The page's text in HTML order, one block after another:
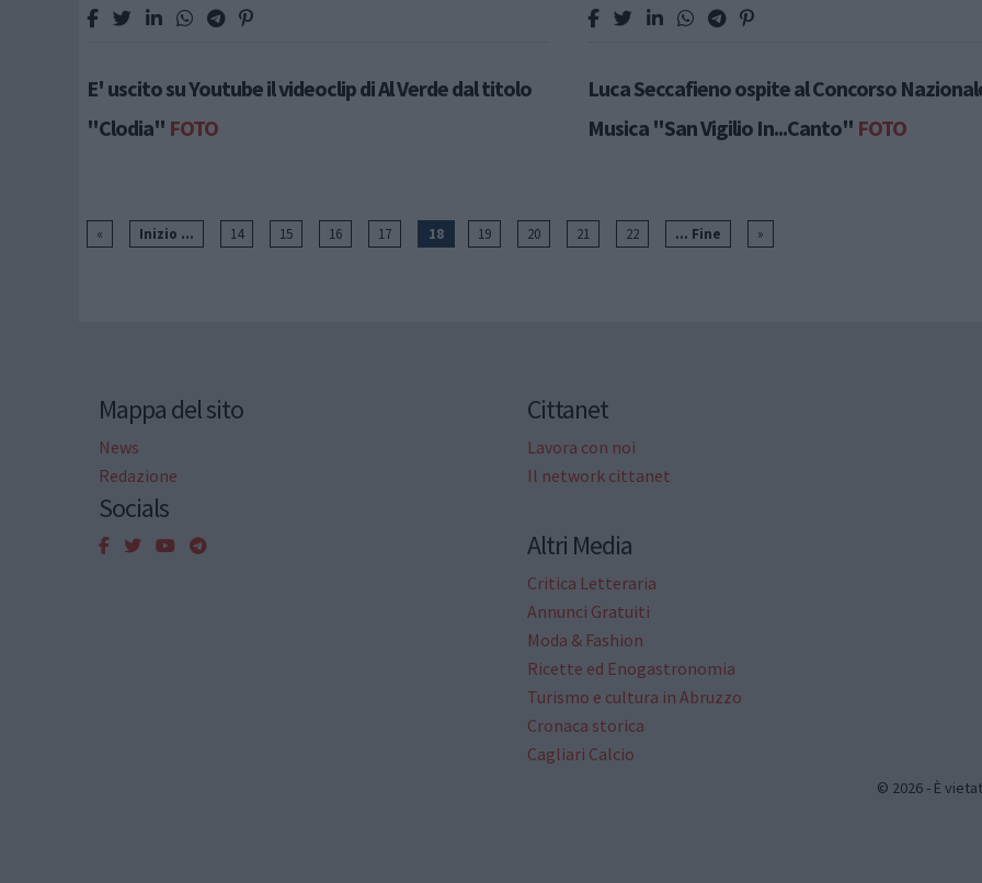
E' uscito su Youtube il videoclip di Al Verde dal titolo
"Clodia" FOTO
Luca Seccafieno ospite al Concorso
Musica "San Vigilio In...Canto" FOTO
« Inizio ... 14 15 16 17 18 19 20 21 22 ... Fine »
Mappa del sito
News
Redazione
Socials
Cittanet
Lavora con noi
Il network cittanet
Altri Media
Critica Letteraria
Annunci Gratuiti
Moda & Fashion
Ricette ed Enogastronomia
Turismo e cultura in Abruzzo
Cronaca storica
Cagliari Calcio
© 2026 - È